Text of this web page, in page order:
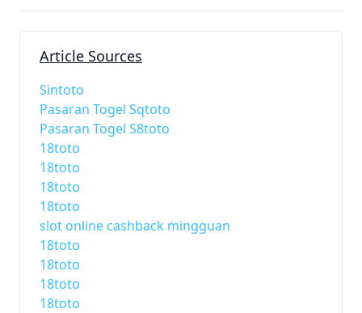
Article Sources
Sintoto
Pasaran Togel Sqtoto
Pasaran Togel S8toto
18toto
18toto
18toto
18toto
slot online cashback mingguan
18toto
18toto
18toto
18toto